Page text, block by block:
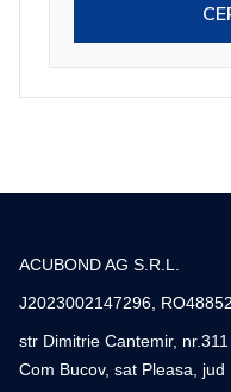
ACUBOND AG S.R.L.
J2023002147296,
str Dimitrie Cantemir, nr.311
Com Bucov, sat Pleasa,